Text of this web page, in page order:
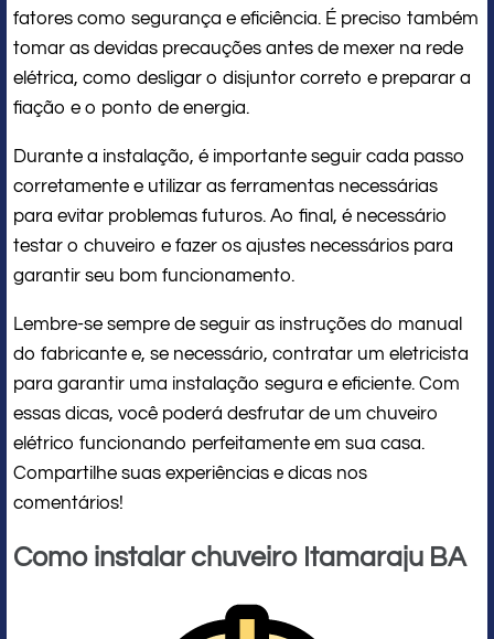
fatores como segurança e eficiência. É preciso também
tomar as devidas precauções antes de mexer na rede
elétrica, como desligar o disjuntor correto e preparar a
fiação e o ponto de energia.
Durante a instalação, é importante seguir cada passo
corretamente e utilizar as ferramentas necessárias
para evitar problemas futuros. Ao final, é necessário
testar o chuveiro e fazer os ajustes necessários para
garantir seu bom funcionamento.
Lembre-se sempre de seguir as instruções do manual
do fabricante e, se necessário, contratar um eletricista
para garantir uma instalação segura e eficiente. Com
essas dicas, você poderá desfrutar de um chuveiro
elétrico funcionando perfeitamente em sua casa.
Compartilhe suas experiências e dicas nos
comentários!
Como instalar chuveiro Itamaraju BA